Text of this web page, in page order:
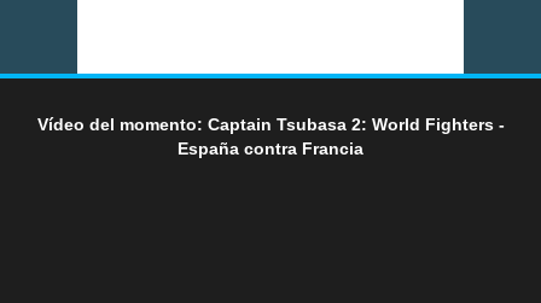
Vídeo del momento: Captain Tsubasa 2: World Fighters -
España contra Francia